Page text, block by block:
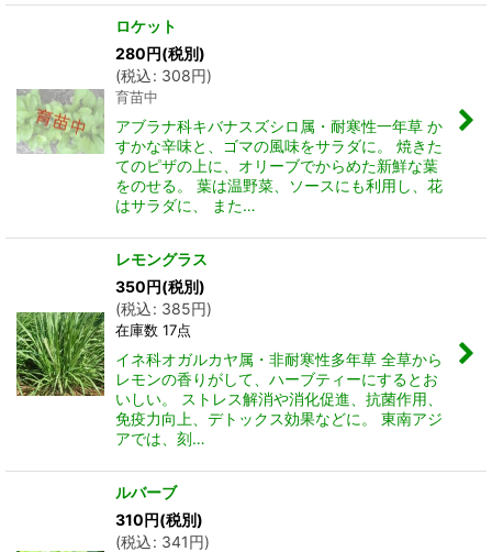
ロケット
280円(税別)
(税込: 308円)
育苗中
アブラナ科キバナスズシロ属・耐寒性一年草 か
すかな辛味と、ゴマの風味をサラダに。 焼きた
てのピザの上に、オリーブでからめた新鮮な葉
をのせる。 葉は温野菜、ソースにも利用し、花
はサラダに、 また…
レモングラス
350円(税別)
(税込: 385円)
在庫数 17点
イネ科オガルカヤ属・非耐寒性多年草 全草から
レモンの香りがして、ハーブティーにするとお
いしい。 ストレス解消や消化促進、抗菌作用、
免疫力向上、デトックス効果などに。 東南アジ
アでは、刻…
ルバーブ
310円(税別)
(税込: 341円)